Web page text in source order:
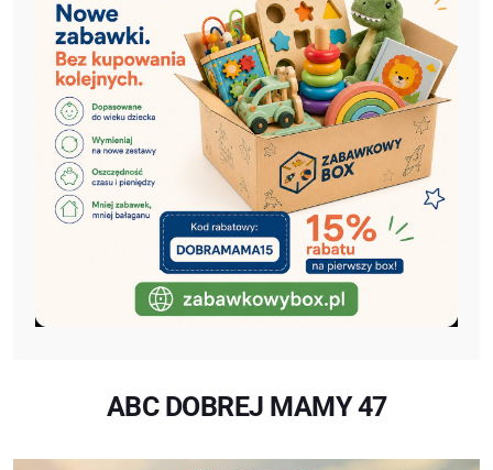
ABC DOBREJ MAMY 47